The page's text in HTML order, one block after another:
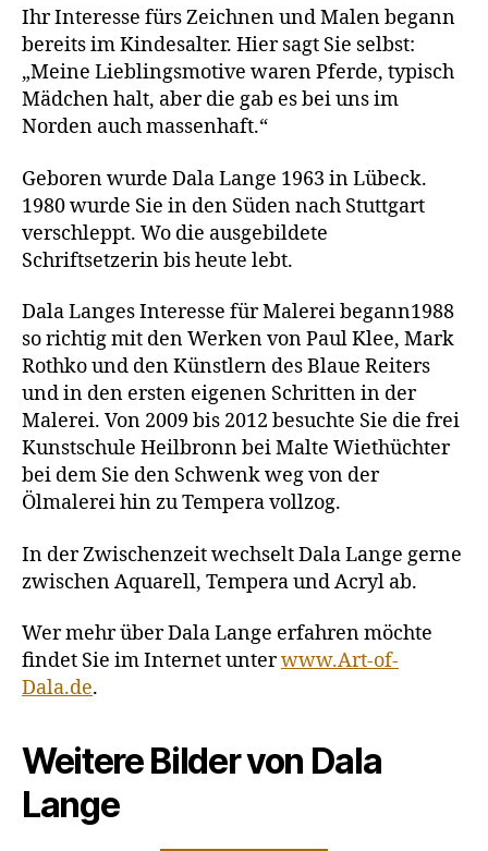
Ihr Interesse fürs Zeichnen und Malen begann
bereits im Kindesalter. Hier sagt Sie selbst:
„Meine Lieblingsmotive waren Pferde, typisch
Mädchen halt, aber die gab es bei uns im
Norden auch massenhaft.“
Geboren wurde Dala Lange 1963 in Lübeck.
1980 wurde Sie in den Süden nach Stuttgart
verschleppt. Wo die ausgebildete
Schriftsetzerin bis heute lebt.
Dala Langes Interesse für Malerei begann1988
so richtig mit den Werken von Paul Klee, Mark
Rothko und den Künstlern des Blaue Reiters
und in den ersten eigenen Schritten in der
Malerei. Von 2009 bis 2012 besuchte Sie die frei
Kunstschule Heilbronn bei Malte Wiethüchter
bei dem Sie den Schwenk weg von der
Ölmalerei hin zu Tempera vollzog.
In der Zwischenzeit wechselt Dala Lange gerne
zwischen Aquarell, Tempera und Acryl ab.
Wer mehr über Dala Lange erfahren möchte
findet Sie im Internet unterwww.Art-of-
Dala.de.
Weitere Bilder von Dala
Lange